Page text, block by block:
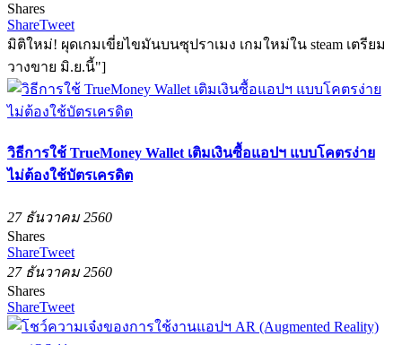
Shares
ShareTweet
มิติใหม่! ผุดเกมเขี่ยไขมันบนซุปราเมง เกมใหม่ใน steam เตรียม
วางขาย มิ.ย.นี้"]
วิธีการใช้ TrueMoney Wallet เติมเงินซื้อแอปฯ แบบโคตรง่าย
ไม่ต้องใช้บัตรเครดิต
27 ธันวาคม 2560
Shares
ShareTweet
27 ธันวาคม 2560
Shares
ShareTweet